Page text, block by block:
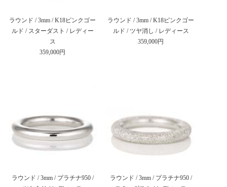
ラウンド / 3mm / K18ピンクゴー
ルド / スターダスト / レディー
ス
359,000円
ラウンド / 3mm / K18ピンクゴー
ルド / ツヤ消し / レディース
359,000円
ラウンド / 3mm / プラチナ950 /
ラウンド / 3mm / プラチナ950 /